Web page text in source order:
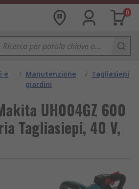
0
e
/ Manutenzione
giardini
/ Tagliasiepi
UH004GZ 600
Tagliasiepi, 40 V,